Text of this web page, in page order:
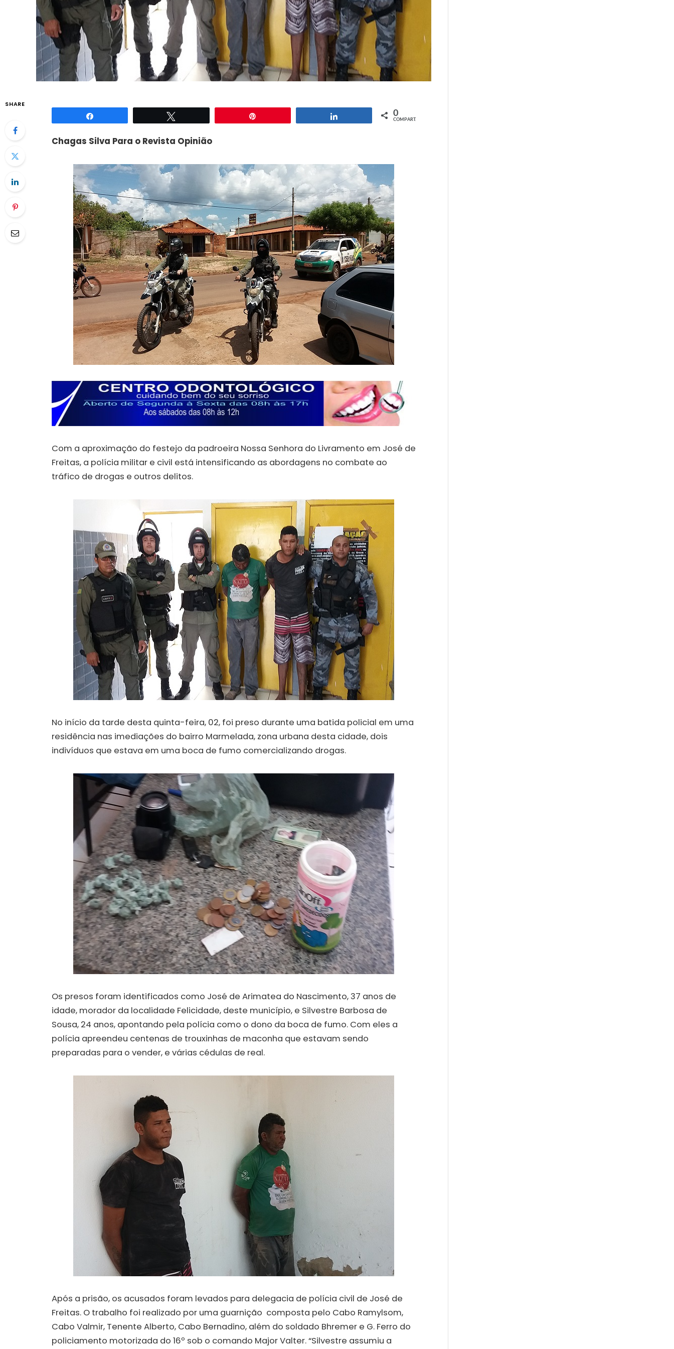
SHARE
Compartilhar 0
COMPART.
Chagas Silva Para o Revista Opinião
Com a aproximação do festejo da padroeira Nossa Senhora do Livramento em José de
Freitas, a polícia militar e civil está intensificando as abordagens no combate ao
tráfico de drogas e outros delitos.
No início da tarde desta quinta-feira, 02, foi preso durante uma batida policial em uma
residência nas imediações do bairro Marmelada, zona urbana desta cidade, dois
indivíduos que estava em uma boca de fumo comercializando drogas.
Os presos foram identificados como José de Arimatea do Nascimento, 37 anos de
idade, morador da localidade Felicidade, deste município, e Silvestre Barbosa de
Sousa, 24 anos, apontando pela polícia como o dono da boca de fumo. Com eles a
polícia apreendeu centenas de trouxinhas de maconha que estavam sendo
preparadas para o vender, e várias cédulas de real.
Após a prisão, os acusados foram levados para delegacia de polícia civil de José de
Freitas. O trabalho foi realizado por uma guarnição composta pelo Cabo Ramylsom,
Cabo Valmir, Tenente Alberto, Cabo Bernadino, além do soldado Bhremer e G. Ferro do
policiamento motorizada do 16º sob o comando Major Valter. “Silvestre assumiu a